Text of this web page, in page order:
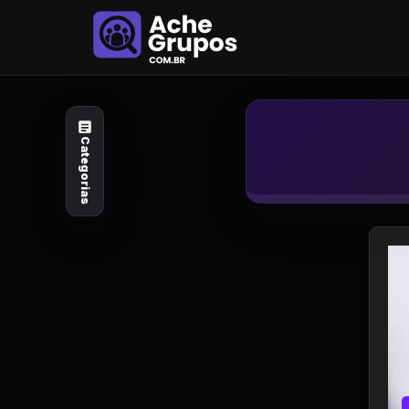
Explore por
assunto
Animais e Natureza
Arte e Design
Categorias